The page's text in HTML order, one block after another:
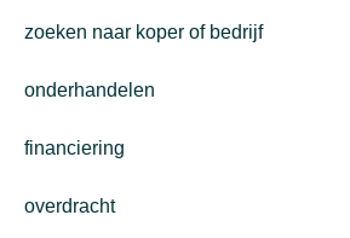
zoeken naar koper of bedrijf
onderhandelen
financiering
overdracht